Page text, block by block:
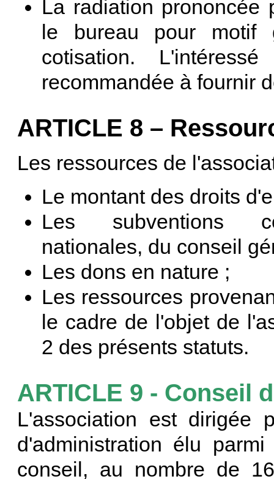
La radiation prononcée
le bureau pour motif
cotisation.
recommandée à fournir
ARTICLE 8 –
Les ressources de
Le montant des droits
Les subventions
nationales, du conseil
Les dons en nature ;
Les ressources
le cadre de l'objet de
2 des présents statuts.
ARTICLE 9 - Conseil
L'association est
d'administration élu
conseil, au nombre de